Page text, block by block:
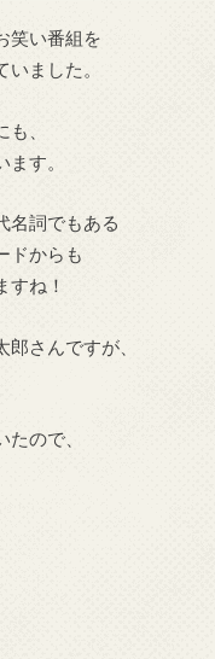
笑い番組を
ました。
、
す。
名詞でもある
ドからも
すね！
さんですが、
ので、